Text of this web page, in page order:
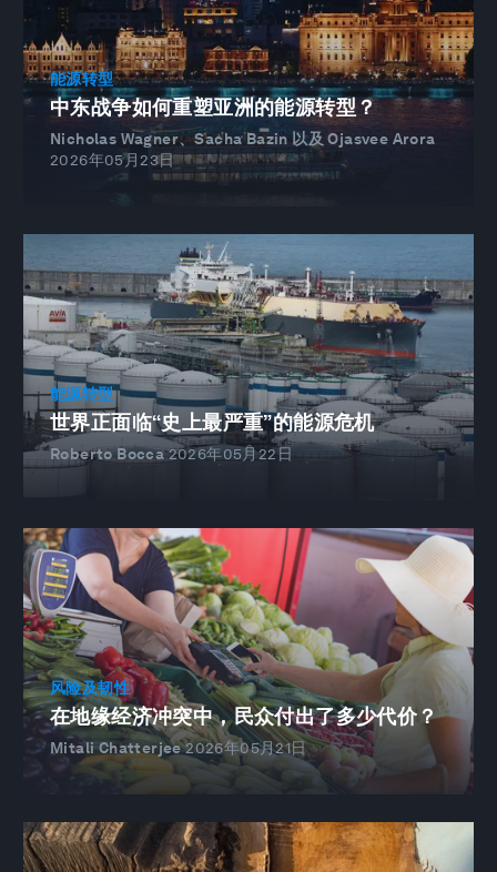
能源转型
中东战争如何重塑亚洲的能源转型？
Nicholas Wagner、Sacha Bazin 以及 Ojasvee Arora
2026年05月23日
能源转型
世界正面临“史上最严重”的能源危机
Roberto Bocca 2026年05月22日
风险及韧性
在地缘经济冲突中，民众付出了多少代价？
Mitali Chatterjee 2026年05月21日